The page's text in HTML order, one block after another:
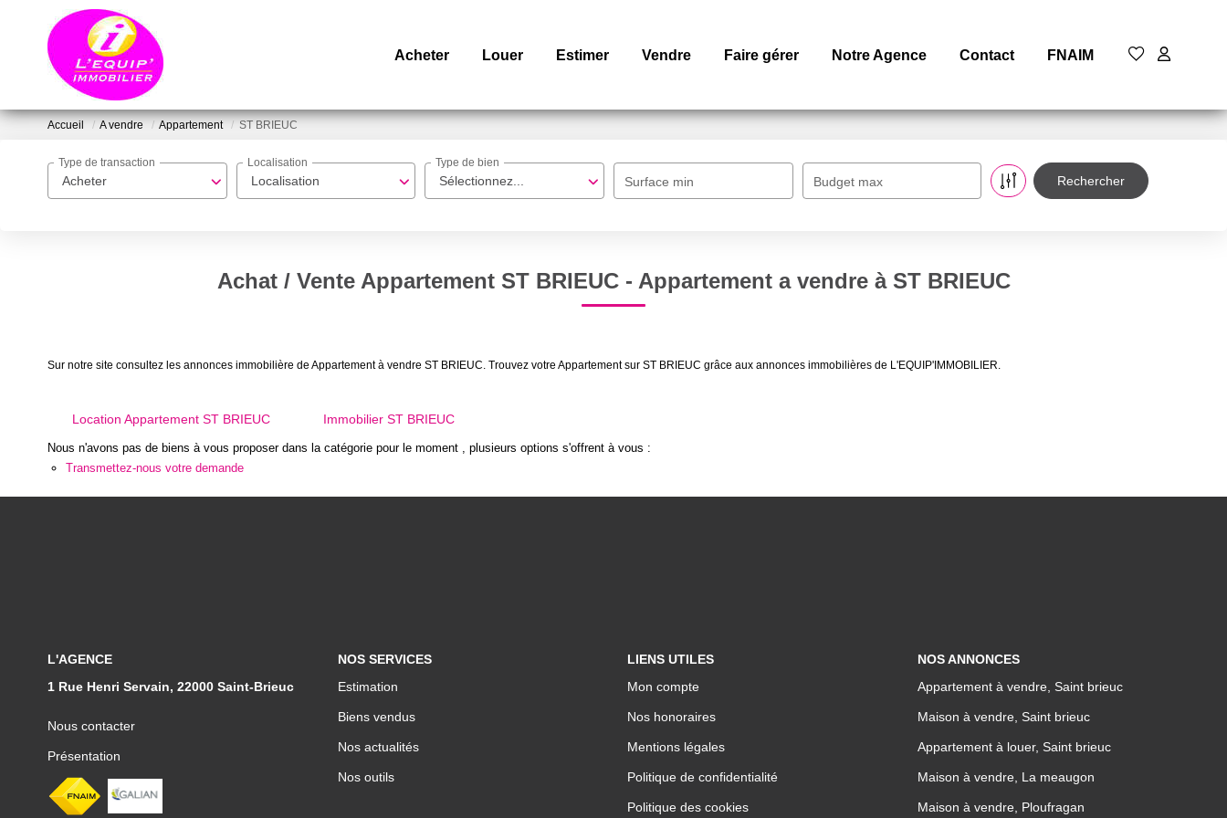
Acheter Louer Estimer Vendre Faire gérer Notre Agence Contact FNAIM
Accueil A vendre Appartement ST BRIEUC
Acheter
Type de transaction
Localisation
Localisation
Sélectionnez...
Type de bien
Surface min Budget max
Achat / Vente Appartement ST BRIEUC - Appartement a vendre à ST BRIEUC
Sur notre site consultez les annonces immobilière de Appartement à vendre ST BRIEUC. Trouvez votre Appartement sur ST BRIEUC grâce aux annonces immobilières de L'EQUIP'IMMOBILIER.
Location Appartement ST BRIEUC Immobilier ST BRIEUC
Nous n'avons pas de biens à vous proposer dans la catégorie pour le moment , plusieurs options s'offrent à vous :
Transmettez-nous votre demande
L'AGENCE
1 Rue Henri Servain, 22000 Saint-Brieuc
Nous contacter
Présentation
NOS SERVICES
Estimation
Biens vendus
Nos actualités
Nos outils
LIENS UTILES
Mon compte
Nos honoraires
Mentions légales
Politique de confidentialité
Politique des cookies
NOS ANNONCES
Appartement à vendre, Saint brieuc
Maison à vendre, Saint brieuc
Appartement à louer, Saint brieuc
Maison à vendre, La meaugon
Maison à vendre, Ploufragan